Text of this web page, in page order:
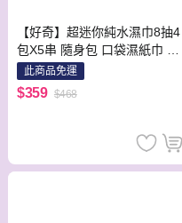
【好奇】超迷你純水濕巾8抽4
包X5串 隨身包 口袋濕紙巾 濕
巾 攜帶方便
此商品免運
$359 $468